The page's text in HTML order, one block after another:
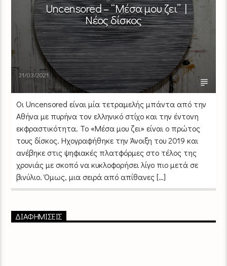
Uncensored – “Mέσα μου ζει” |
Νέος δίσκος
31/03/2021
Οι Uncensored είναι μία τετραμελής μπάντα από την
Αθήνα με πυρήνα τον ελληνικό στίχο και την έντονη
εκφραστικότητα. Το «Μέσα μου ζει» είναι ο πρώτος
τους δίσκος. Ηχογραφήθηκε την Άνοιξη του 2019 και
ανέβηκε στις ψηφιακές πλατφόρμες στο τέλος της
χρονιάς με σκοπό να κυκλοφορήσει λίγο πιο μετά σε
βινύλιο. Όμως, μια σειρά από απίθανες […]
ΔΙΑΦΗΜΙΣΕΙΣ